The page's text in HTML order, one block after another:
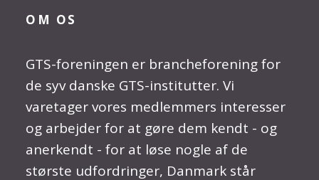
OM OS
GTS-foreningen er brancheforening for
de syv danske GTS-institutter. Vi
varetager vores medlemmers interesser
og arbejder for at gøre dem kendt - og
anerkendt - for at løse nogle af de
største udfordringer, Danmark står